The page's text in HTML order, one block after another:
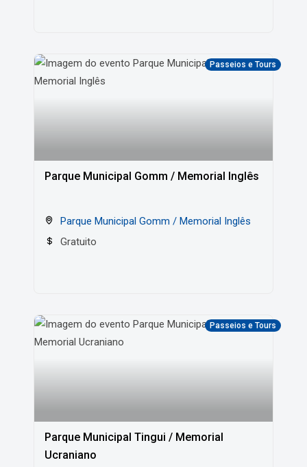
Passeios e Tours
Parque Municipal Gomm / Memorial Inglês
Parque Municipal Gomm / Memorial Inglês
Gratuito
Passeios e Tours
Parque Municipal Tingui / Memorial
Ucraniano